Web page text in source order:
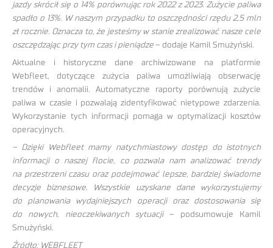
jazdy skrócił się o 14% porównując rok 2022 z 2023. Zużycie paliwa
spadło o 13%. W naszym przypadku to oszczędności rzędu 2,5 mln
zł rocznie. Oznacza to, że jesteśmy w stanie zrealizować nasze cele
oszczędzając przy tym czas i pieniądze – dodaje Kamil Smużyński.
Aktualne i historyczne dane archiwizowane na platformie
Webfleet, dotyczące zużycia paliwa umożliwiają obserwację
trendów i anomalii. Automatyczne raporty porównują zużycie
paliwa w czasie i pozwalają zidentyfikować nietypowe zdarzenia.
Wykorzystanie tych informacji pomaga w optymalizacji kosztów
operacyjnych.
– Dzięki Webfleet mamy natychmiastowy dostęp do istotnych
informacji o naszej flocie, co pozwala nam analizować trendy
na przestrzeni czasu oraz podejmować lepsze, bardziej świadome
decyzje biznesowe. Wszystkie uzyskane dane wykorzystujemy
do planowania wydajniejszych operacji oraz dostosowania się
do nowych, nieoczekiwanych sytuacji– podsumowuje Kamil
Smużyński.
Źródło: WEBFLEET